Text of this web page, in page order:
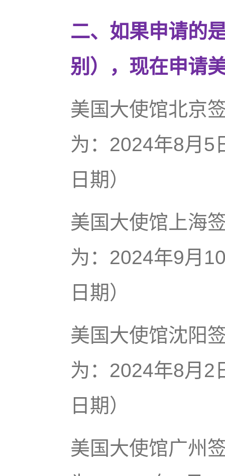
二、如果申请的
别），现在申请
美国大使馆北京
为：2024年8月5
日期）
美国大使馆上海
为：2024年9月
日期）
美国大使馆沈阳
为：2024年8月2
日期）
美国大使馆广州